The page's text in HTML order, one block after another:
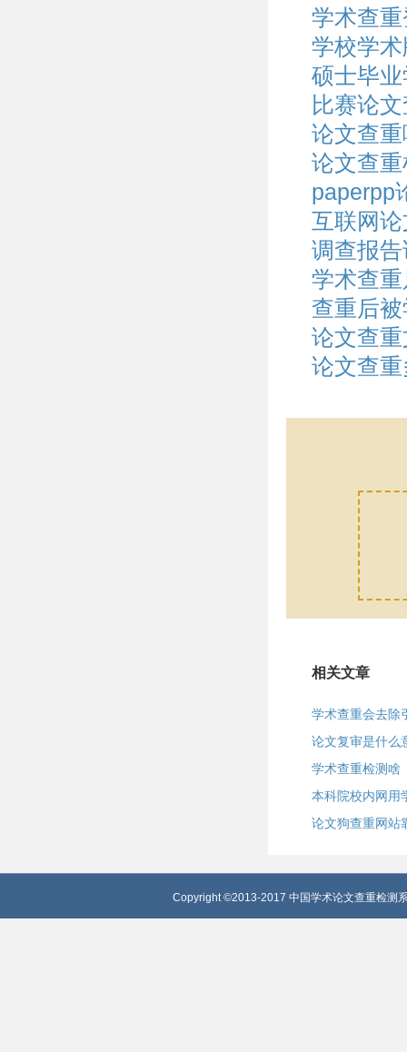
学术查
学校学
硕士毕
比赛论
论文查
论文查
paperpp
互联网
调查报
学术查
查重后
论文查
论文查
相关文章
学术查重会去除
论文复审是什么
学术查重检测啥
本科院校内网用
论文狗查重网站
Copyright ©2013-2017 中国学术论文查重检